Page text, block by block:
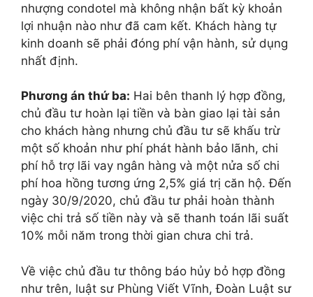
nhượng condotel mà không nhận bất kỳ khoản
lợi nhuận nào như đã cam kết. Khách hàng tự
kinh doanh sẽ phải đóng phí vận hành, sử dụng
nhất định.
Phương án thứ ba: Hai bên thanh lý hợp đồng,
chủ đầu tư hoàn lại tiền và bàn giao lại tài sản
cho khách hàng nhưng chủ đầu tư sẽ khấu trừ
một số khoản như phí phát hành bảo lãnh, chi
phí hỗ trợ lãi vay ngân hàng và một nửa số chi
phí hoa hồng tương ứng 2,5% giá trị căn hộ. Đến
ngày 30/9/2020, chủ đầu tư phải hoàn thành
việc chi trả số tiền này và sẽ thanh toán lãi suất
10% mỗi năm trong thời gian chưa chi trả.
Về việc chủ đầu tư thông báo hủy bỏ hợp đồng
như trên, luật sư Phùng Viết Vĩnh, Đoàn Luật sư